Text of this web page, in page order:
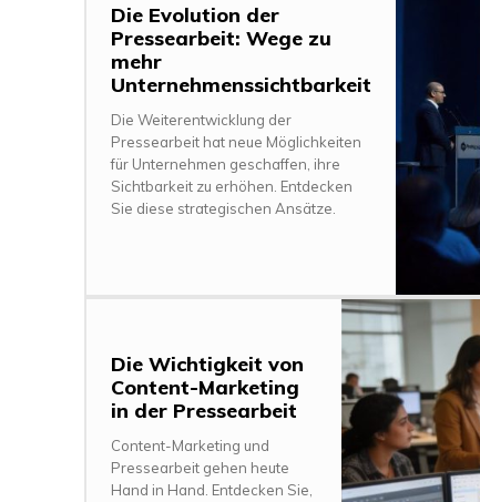
Die Evolution der
Pressearbeit: Wege zu
mehr
Unternehmenssichtbarkeit
Die Weiterentwicklung der
Pressearbeit hat neue Möglichkeiten
für Unternehmen geschaffen, ihre
Sichtbarkeit zu erhöhen. Entdecken
Sie diese strategischen Ansätze.
Die Wichtigkeit von
Content-Marketing
in der Pressearbeit
Content-Marketing und
Pressearbeit gehen heute
Hand in Hand. Entdecken Sie,